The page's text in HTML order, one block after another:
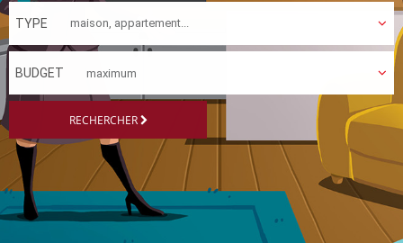
TYPE
BUDGET
RECHERCHER